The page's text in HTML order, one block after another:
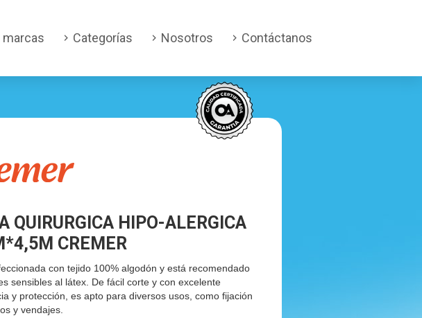
Categorías Nosotros Contáctanos
QUIRURGICA HIPO-ALERGICA
CREMER
con tejido 100% algodón y está recomendado
sensibles al látex. De fácil corte y con excelente
y protección, es apto para diversos usos, como fijación
y vendajes.